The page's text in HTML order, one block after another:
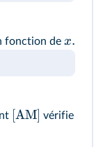
fonction de x.
[AM] vérifie